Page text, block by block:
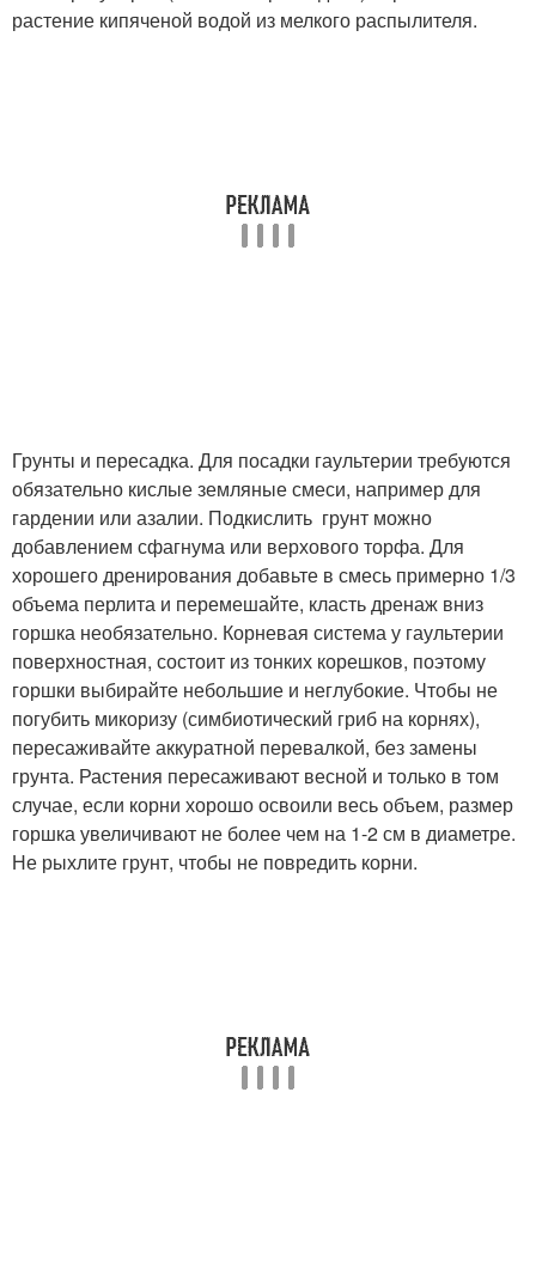
растение кипяченой водой из мелкого распылителя.
Грунты и пересадка. Для посадки гаультерии требуются
обязательно кислые земляные смеси, например для
гардении или азалии. Подкислить грунт можно
добавлением сфагнума или верхового торфа. Для
хорошего дренирования добавьте в смесь примерно 1/3
объема перлита и перемешайте, класть дренаж вниз
горшка необязательно. Корневая система у гаультерии
поверхностная, состоит из тонких корешков, поэтому
горшки выбирайте небольшие и неглубокие. Чтобы не
погубить микоризу (симбиотический гриб на корнях),
пересаживайте аккуратной перевалкой, без замены
грунта. Растения пересаживают весной и только в том
случае, если корни хорошо освоили весь объем, размер
горшка увеличивают не более чем на 1-2 см в диаметре.
Не рыхлите грунт, чтобы не повредить корни.